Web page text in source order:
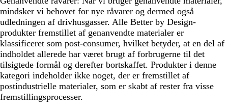
mindsker vi behovet for nye råvarer og dermed også
udledningen af drivhusgasser. Alle Better by Design-
produkter fremstillet af genanvendte materialer er
klassificeret som post-consumer, hvilket betyder, at en del af
indholdet allerede har været brugt af forbrugerne til det
tilsigtede formål og derefter bortskaffet. Produkter i denne
kategori indeholder ikke noget, der er fremstillet af
postindustrielle materialer, som er skabt af rester fra visse
fremstillingsprocesser.